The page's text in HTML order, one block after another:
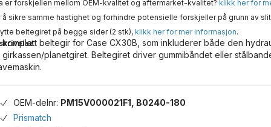
er forskjellen mellom OEM-kvalitet og aftermarket-kvalitet? klikk her for
å sikre samme hastighet og forhindre potensielle forskjeller på grunn av
beltegiret på begge sider (2 stk),klikk her for mer informasjon.
komplett beltegir for Case CX30B, som inkluderer både den
planetgiret. Beltegiret driver gummibåndet eller
OEM-delnr: PM15V000021F1, B0240-180
Prismatch